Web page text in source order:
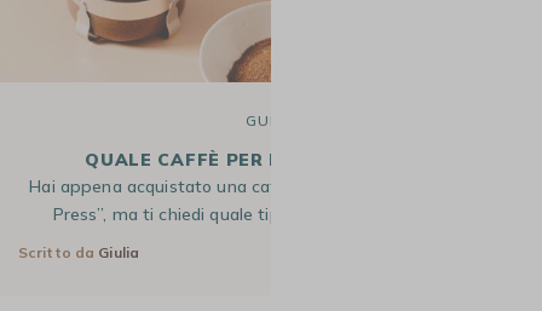
GUIDE
QUALE CAFFÈ PER LA FRENCH PRESS?
Hai appena acquistato una caffettiera a stantuffo o “French
Press”, ma ti chiedi quale tipo di caffè sia più adatto?…
Scritto da Giulia